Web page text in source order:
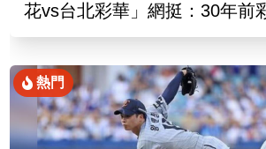
花vs台北彩華」網挺：30年前
熱門